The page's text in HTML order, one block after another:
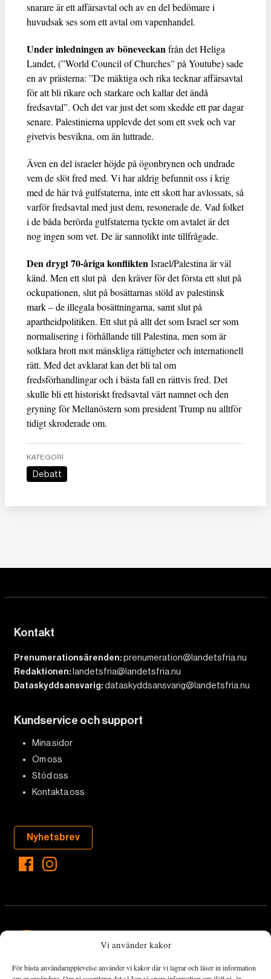
Vi använder kakor
För bästa användarupplevelse använder vi kakor där vi lagrar och läser in information
snarare är ett affärsavtal och av en del bedömare i
huvudsak ses som ett avtal om vapenhandel.
Under inledningen av böneveckanfrån det Heliga
Landet, (”World Council of Churches” på Youtube) sade
en av prästerna: ”De mäktiga och rika tecknar affärsavtal
för att bli rikare och starkare och kallar det ändå
fredsavtal”. Och det var just det som skedde ett par dagar
senare. Palestinierna upplevde det som ett svek och var
givetvis besvikna, om än luttrade.
Även en del israeler höjde på ögonbrynen och undrade
vem de slöt fred med. Vi har aldrig befunnit oss i krig
med de här två gulfstaterna, inte ett skott har avlossats, så
varför fredsavtal med just dem, resonerade de. Vad folket
i de båda berörda gulfstaterna tyckte om avtalet är det
nog ingen som vet. De är sannolikt inte tillfrågade.
Den drygt 70-åriga konfliktenIsrael/Palestina är väl
känd. Men ett slut på den kräver för det första ett slut på
ockupationen, slut på bosättarnas stöld av palestinsk
mark – de illegala bosättningarna, samt slut på
apartheidpolitiken. Ett slut på allt det som Israel ser som
normalisering i förhållande till Palestina, men som är
solklara brott mot mänskliga rättigheter och internationell
rätt. Med det avklarat kan det bli tal om
fredsförhandlingar och i bästa fall en rättvis fred. Det
skulle bli ett historiskt fredsavtal värt namnet och den
gryning för Mellanöstern som president Trump nu alltför
tidigt skroderade om.
KATEGORI
Debatt
Kontakt
Prenumerationsärenden:prenumeration@landetsfria.nu
Redaktionen:landetsfria@landetsfria.nu
Dataskyddsansvarig:dataskyddsansvarig@landetsfria.nu
Kundservice och support
Mina sidor
Om oss
Stöd oss
Kontakta oss
Nyhetsbrev
Landets Fria Tidning är en nyhetstidning med bred bevakning av